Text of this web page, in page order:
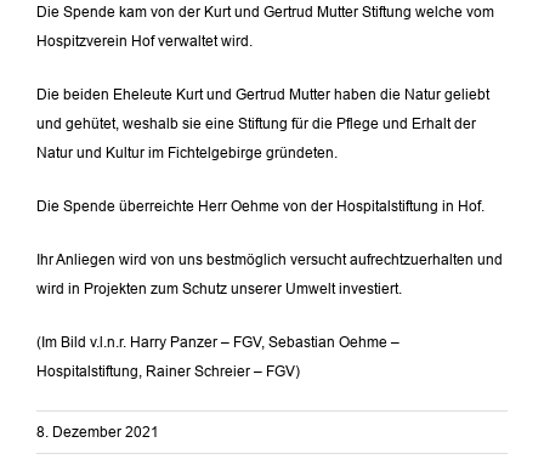
Die Spende kam von der Kurt und Gertrud Mutter Stiftung welche vom
Hospitzverein Hof verwaltet wird.
Die beiden Eheleute Kurt und Gertrud Mutter haben die Natur geliebt
und gehütet, weshalb sie eine Stiftung für die Pflege und Erhalt der
Natur und Kultur im Fichtelgebirge gründeten.
Die Spende überreichte Herr Oehme von der Hospitalstiftung in Hof.
Ihr Anliegen wird von uns bestmöglich versucht aufrechtzuerhalten und
wird in Projekten zum Schutz unserer Umwelt investiert.
(Im Bild v.l.n.r. Harry Panzer – FGV, Sebastian Oehme –
Hospitalstiftung, Rainer Schreier – FGV)
8. Dezember 2021